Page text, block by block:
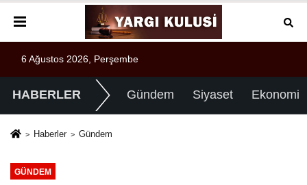
6 Ağustos 2026, Perşembe
HABERLER Gündem Siyaset Ekonomi
Haberler Gündem
GÜNDEM